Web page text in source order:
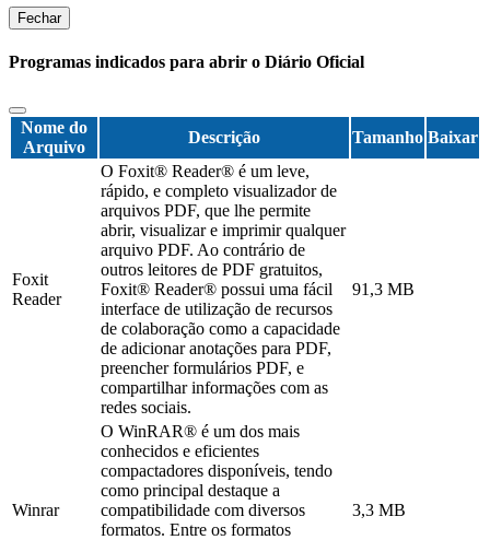
Fechar
Programas indicados para abrir o Diário Oficial
Nome do
Arquivo
Descrição Tamanho Baixar
Foxit
Reader
O Foxit® Reader® é um leve,
rápido, e completo visualizador de
arquivos PDF, que lhe permite
abrir, visualizar e imprimir qualquer
arquivo PDF. Ao contrário de
outros leitores de PDF gratuitos,
Foxit® Reader® possui uma fácil
interface de utilização de recursos
de colaboração como a capacidade
de adicionar anotações para PDF,
preencher formulários PDF, e
compartilhar informações com as
redes sociais.
91,3 MB
Winrar
O WinRAR® é um dos mais
conhecidos e eficientes
compactadores disponíveis, tendo
como principal destaque a
compatibilidade com diversos
formatos. Entre os formatos
3,3 MB